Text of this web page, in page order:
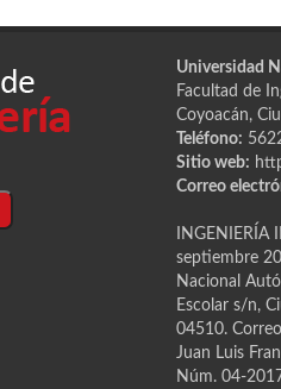
Universidad
Facultad de
Coyoacán,
Teléfono:
Sitio web:
Correo
INGENIERÍA
septiembre
Nacional
Escolar s/n,
04510.
Juan Luis
Núm. 04-